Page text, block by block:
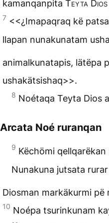
kamanqanpita Teyta Dios
7 <<¿Imapaqraq kë
llapan nunakunatam
animalkunatapis, lätëpa
ushakätsishaq>>.
8 Noétaqa Teyta Dios
Arcata Noé ruranqan
9 Këchömi
Nunakuna jutsata
Diosman markäkurmi
10 Noépa tsurinkunam